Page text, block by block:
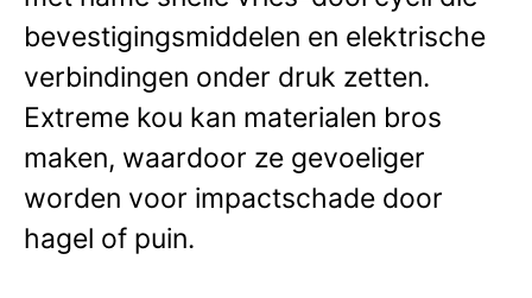
bevestigingsmiddelen en elektrische
verbindingen onder druk zetten.
Extreme kou kan materialen bros
maken, waardoor ze gevoeliger
worden voor impactschade door
hagel of puin.